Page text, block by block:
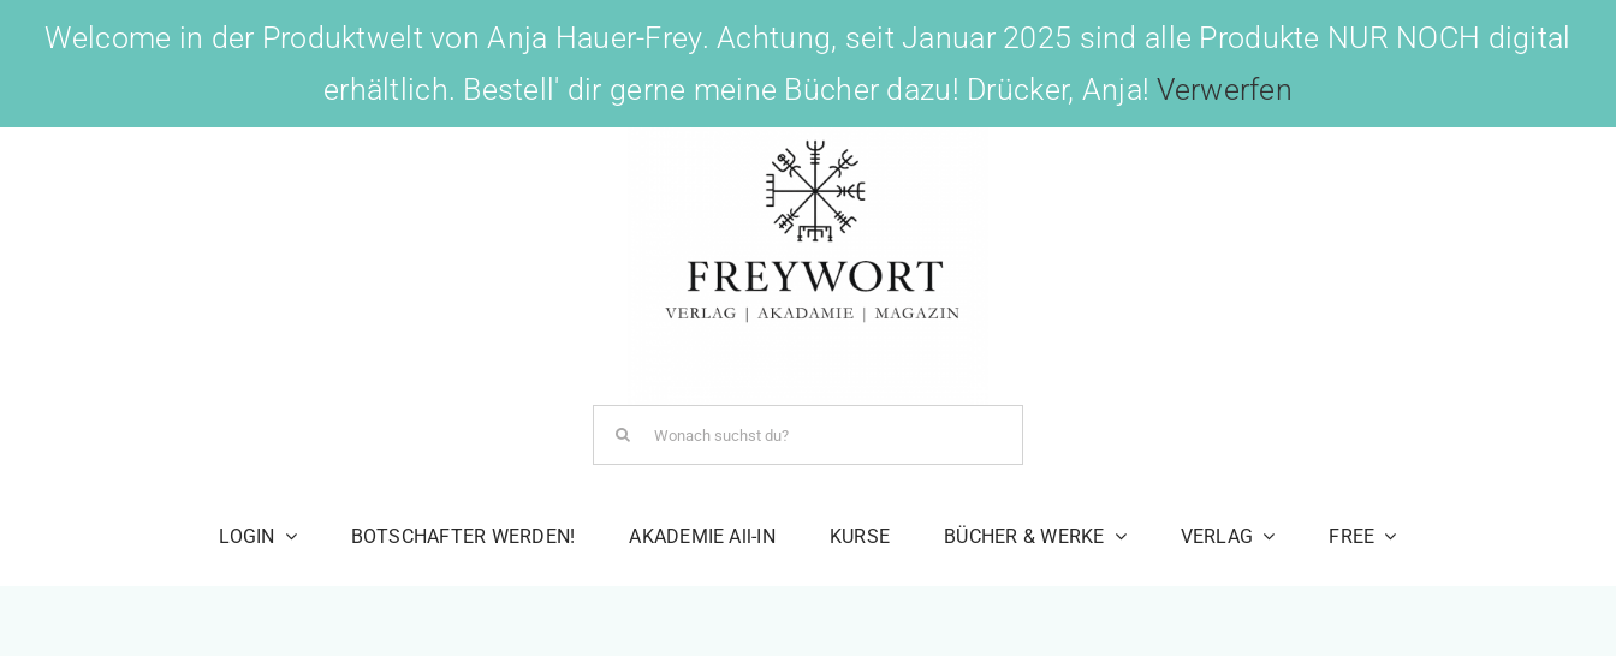
Welcome in der Produktwelt von Anja Hauer-Frey. Achtung, seit Januar 2025 sind alle Produkte NUR NOCH digital
erhältlich. Bestell' dir gerne meine Bücher dazu! Drücker, Anja!Verwerfen
Search
for:
LOGIN BOTSCHAFTER WERDEN! AKADEMIE All-IN KURSE BÜCHER & WERKE VERLAG FREE